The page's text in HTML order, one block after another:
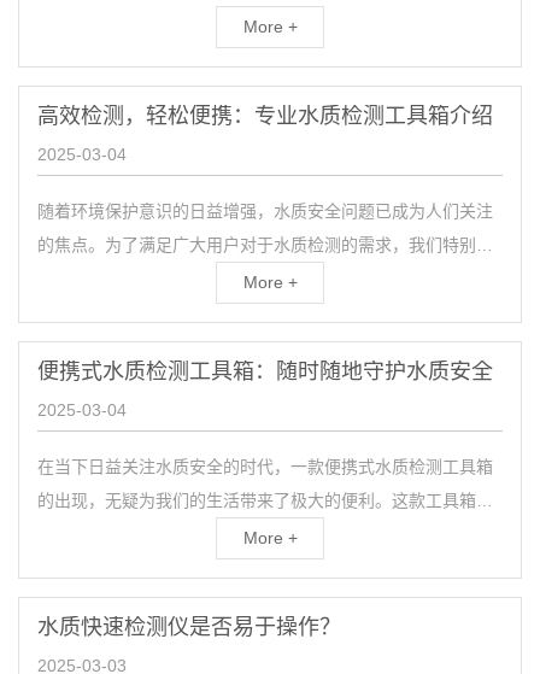
More +
高效检测，轻松便携：专业水质检测工具箱介绍
2025-03-04
随着环境保护意识的日益增强，水质安全问题已成为人们关注
的焦点。为了满足广大用户对于水质检测的需求，我们特别推
出一款专业级的水质检测工具箱。这款工具箱不仅具备高效的
More +
便携式水质检测工具箱：随时随地守护水质安全
2025-03-04
在当下日益关注水质安全的时代，一款便携式水质检测工具箱
的出现，无疑为我们的生活带来了极大的便利。这款工具箱不
仅具备高效、精准的检测功能，更重要的是，它能够让我们随
More +
水质快速检测仪是否易于操作？
2025-03-03